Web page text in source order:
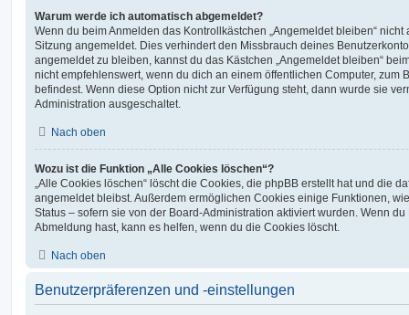
Warum werde ich automatisch abgemeldet?
Wenn du beim Anmelden das Kontrollkästchen „Angemeldet bleiben“
Sitzung angemeldet. Dies verhindert den Missbrauch deines
angemeldet zu bleiben, kannst du das Kästchen „Angemeldet bleiben“
nicht empfehlenswert, wenn du dich an einem öffentlichen Computer, zum
befindest. Wenn diese Option nicht zur Verfügung steht, dann wurde sie
Administration ausgeschaltet.
Nach oben
Wozu ist die Funktion „Alle Cookies löschen“?
„Alle Cookies löschen“ löscht die Cookies, die phpBB erstellt hat und die
angemeldet bleibst. Außerdem ermöglichen Cookies einige Funktionen,
Status – sofern sie von der Board-Administration aktiviert wurden. Wenn
Abmeldung hast, kann es helfen, wenn du die Cookies löscht.
Nach oben
Benutzerpräferenzen und -einstellungen